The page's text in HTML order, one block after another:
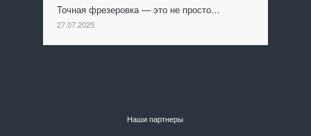
Точная фрезеровка — это не просто…
27.07.2025
Наши партнеры